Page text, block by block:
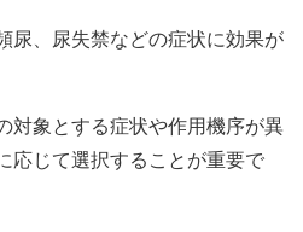
尿、尿失禁などの症状に効果が
対象とする症状や作用機序が異
応じて選択することが重要で